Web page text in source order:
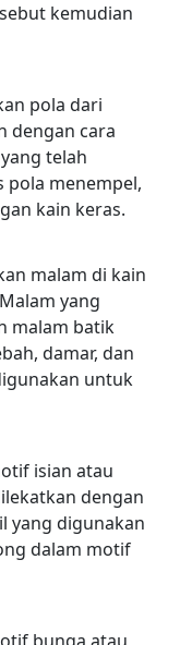
kemudian
pola dari
dengan cara
telah
pola menempel,
kain keras.
malam di kain
yang
malam batik
damar, dan
untuk
isian atau
dengan
yang digunakan
dalam motif